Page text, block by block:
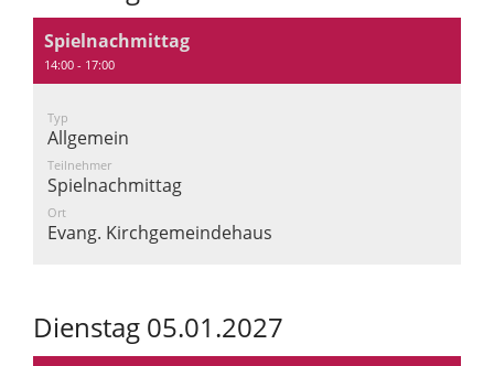
Spielnachmittag
14:00 - 17:00
Typ
Allgemein
Teilnehmer
Spielnachmittag
Ort
Evang. Kirchgemeindehaus
Dienstag 05.01.2027